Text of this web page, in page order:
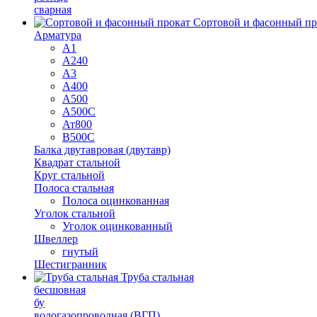
сварная
Сортовой и фасонный
Арматура
А1
А240
А3
А400
А500
А500С
Ат800
В500С
Балка двутавровая (двутавр)
Квадрат стальной
Круг стальной
Полоса стальная
Полоса оцинкованная
Уголок стальной
Уголок оцинкованный
Швеллер
гнутый
Шестигранник
Труба стальная
бесшовная
бу